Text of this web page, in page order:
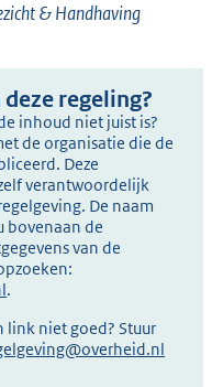
& Handhaving
regeling?
inhoud niet juist is?
de organisatie die de
Deze
verantwoordelijk
De naam
bovenaan de
van de
.
link niet goed? Stuur